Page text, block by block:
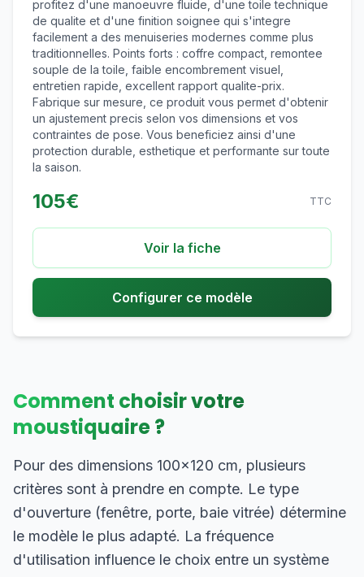
profitez d'une manoeuvre fluide, d'une toile technique
de qualite et d'une finition soignee qui s'integre
facilement a des menuiseries modernes comme plus
traditionnelles. Points forts : coffre compact, remontee
souple de la toile, faible encombrement visuel,
entretien rapide, excellent rapport qualite-prix.
Fabrique sur mesure, ce produit vous permet d'obtenir
un ajustement precis selon vos dimensions et vos
contraintes de pose. Vous beneficiez ainsi d'une
protection durable, esthetique et performante sur toute
la saison.
105€ TTC
Voir la fiche
Configurer ce modèle
Comment choisir votre
moustiquaire ?
Pour des dimensions 100×120 cm, plusieurs
critères sont à prendre en compte. Le type
d'ouverture (fenêtre, porte, baie vitrée) détermine
le modèle le plus adapté. La fréquence
d'utilisation influence le choix entre un système